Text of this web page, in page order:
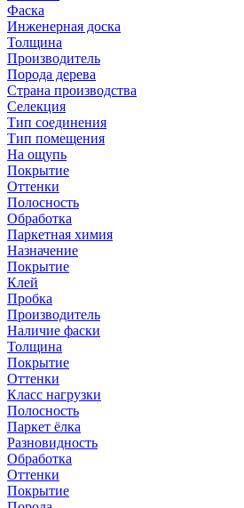
Фаска
Инженерная доска
Толщина
Производитель
Порода дерева
Страна производства
Селекция
Тип соединения
Тип помещения
На ощупь
Покрытие
Оттенки
Полосность
Обработка
Паркетная химия
Назначение
Покрытие
Клей
Пробка
Производитель
Наличие фаски
Толщина
Покрытие
Оттенки
Класс нагрузки
Полосность
Паркет ёлка
Разновидность
Обработка
Оттенки
Покрытие